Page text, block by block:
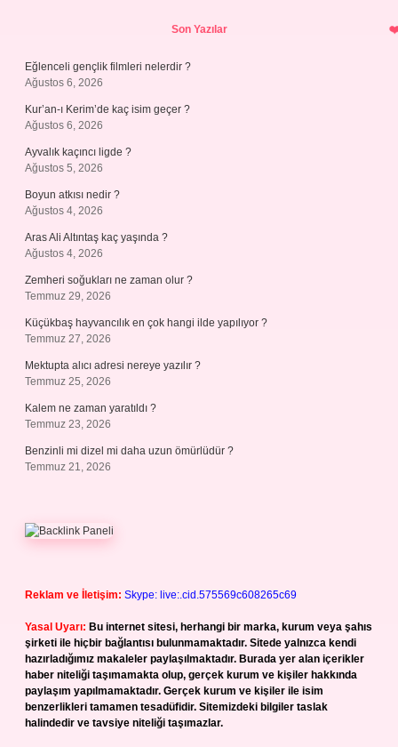
Son Yazılar
Eğlenceli gençlik filmleri nelerdir ?
Ağustos 6, 2026
Kur’an-ı Kerim’de kaç isim geçer ?
Ağustos 6, 2026
Ayvalık kaçıncı ligde ?
Ağustos 5, 2026
Boyun atkısı nedir ?
Ağustos 4, 2026
Aras Ali Altıntaş kaç yaşında ?
Ağustos 4, 2026
Zemheri soğukları ne zaman olur ?
Temmuz 29, 2026
Küçükbaş hayvancılık en çok hangi ilde yapılıyor ?
Temmuz 27, 2026
Mektupta alıcı adresi nereye yazılır ?
Temmuz 25, 2026
Kalem ne zaman yaratıldı ?
Temmuz 23, 2026
Benzinli mi dizel mi daha uzun ömürlüdür ?
Temmuz 21, 2026
Reklam ve İletişim: Skype: live:.cid.575569c608265c69
Yasal Uyarı: Bu internet sitesi, herhangi bir marka, kurum veya şahıs
şirketi ile hiçbir bağlantısı bulunmamaktadır. Sitede yalnızca kendi
hazırladığımız makaleler paylaşılmaktadır. Burada yer alan içerikler
haber niteliği taşımamakta olup, gerçek kurum ve kişiler hakkında
paylaşım yapılmamaktadır. Gerçek kurum ve kişiler ile isim
benzerlikleri tamamen tesadüfidir. Sitemizdeki bilgiler taslak
halindedir ve tavsiye niteliği taşımazlar.